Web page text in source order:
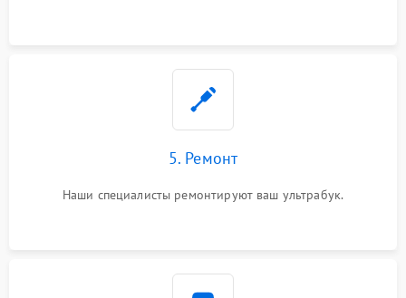
5. Ремонт
Наши специалисты ремонтируют ваш ультрабук.